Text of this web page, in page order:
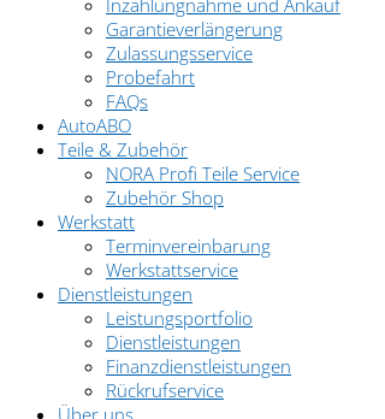
Inzahlungnahme und Ankauf
Garantieverlängerung
Zulassungsservice
Probefahrt
FAQs
AutoABO
Teile & Zubehör
NORA Profi Teile Service
Zubehör Shop
Werkstatt
Terminvereinbarung
Werkstattservice
Dienstleistungen
Leistungsportfolio
Dienstleistungen
Finanzdienstleistungen
Rückrufservice